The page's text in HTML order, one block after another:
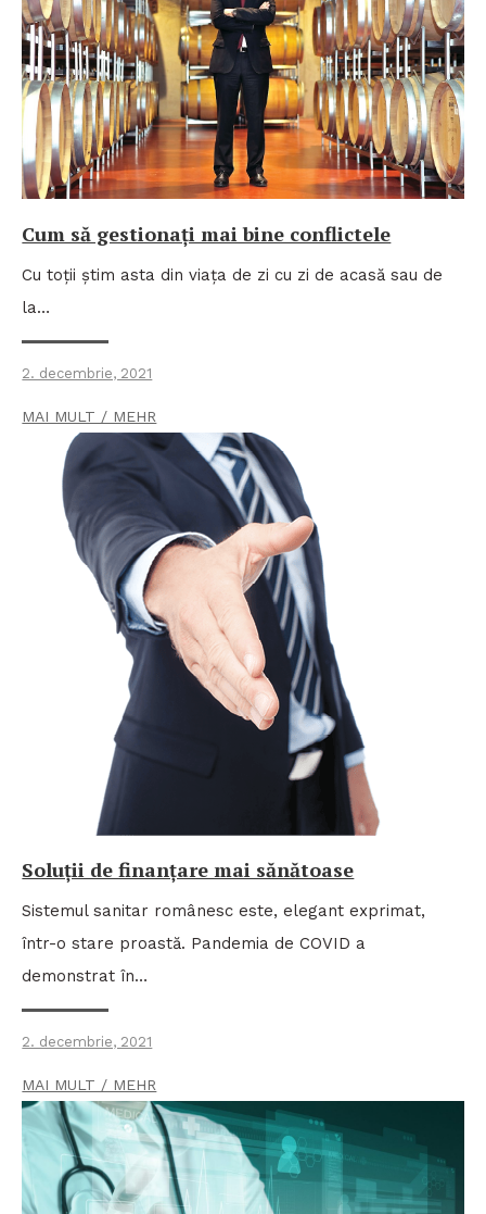
Cum să gestionați mai bine conflictele
Cu toții știm asta din viața de zi cu zi de acasă sau de
la…
2. decembrie, 2021
MAI MULT / MEHR
Soluții de finanțare mai sănătoase
Sistemul sanitar românesc este, elegant exprimat,
într-o stare proastă. Pandemia de COVID a
demonstrat în…
2. decembrie, 2021
MAI MULT / MEHR